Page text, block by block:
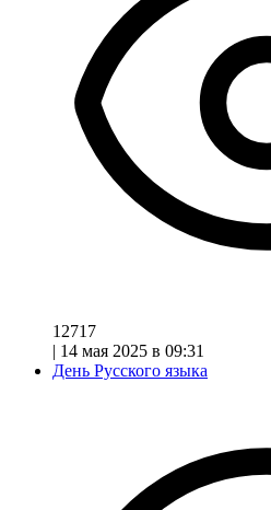
12717
| 14 мая 2025 в 09:31
День Русского языка